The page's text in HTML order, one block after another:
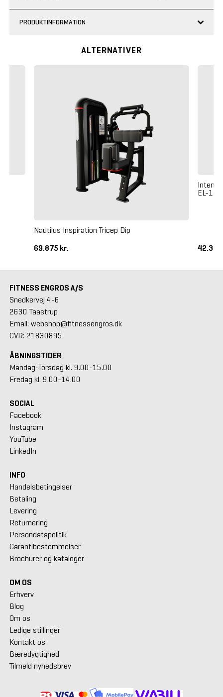
PRODUKTINFORMATION
ALTERNATIVER
Nautilus Inspiration Tricep Dip
69.875 kr.
EL-11
FITNESS ENGROS A/S
Snedkervej 4-6
2630 Taastrup
Email: webshop@fitnessengros.dk
CVR: 21830895
ÅBNINGSTIDER
Mandag-Torsdag kl. 9.00-15.00
Fredag kl. 9.00-14.00
SOCIAL
Facebook
Instagram
YouTube
LinkedIn
INFO
Handelsbetingelser
Betaling
Levering
Returnering
Persondatapolitik
Garantibestemmelser
Brochurer og kataloger
OM OS
Erhverv
Blog
Om os
Ledige stillinger
Kontakt os
Bæredygtighed
Tilmeld nyhedsbrev